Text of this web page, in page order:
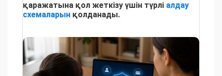
қаражатына қол жеткізу үшін түрлі алдау
схемаларын қолданады.